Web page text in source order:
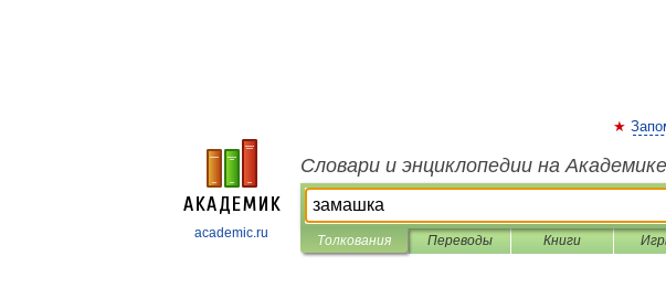
academic.ru
Словари и энциклопедии на Академике
Толкования Переводы Книги